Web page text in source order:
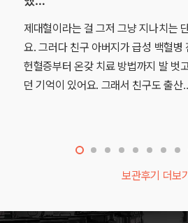
냥 지나치는 단어 정도로만 생각했어
가 급성 백혈병 진단을 받으셨고, 그때
법까지 발 벗고 나서며 정말 힘들어했
서 친구도 출산…
보관후기 더보기